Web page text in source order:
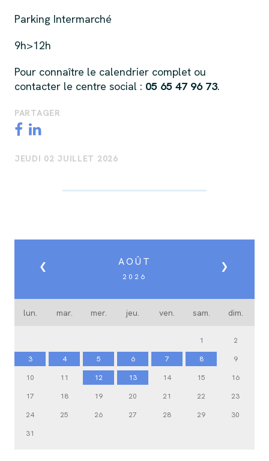
Parking Intermarché
9h>12h
Pour connaître le calendrier complet ou
contacter le centre social : 05 65 47 96 73.
PARTAGER
JEUDI 02 JUILLET 2026
❮ ❯
AOÛT
2026
lun. mar. mer. jeu. ven. sam. dim.
1
2
3
4 5 6 7 8
9
10
11 12 13 14 15
16
17
18 19 20 21 22
23
24
25 26 27 28 29
30
31